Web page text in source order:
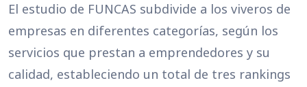
El estudio de FUNCAS subdivide a los viveros de
empresas en diferentes categorías, según los
servicios que prestan a emprendedores y su
calidad, estableciendo un total de tres rankings